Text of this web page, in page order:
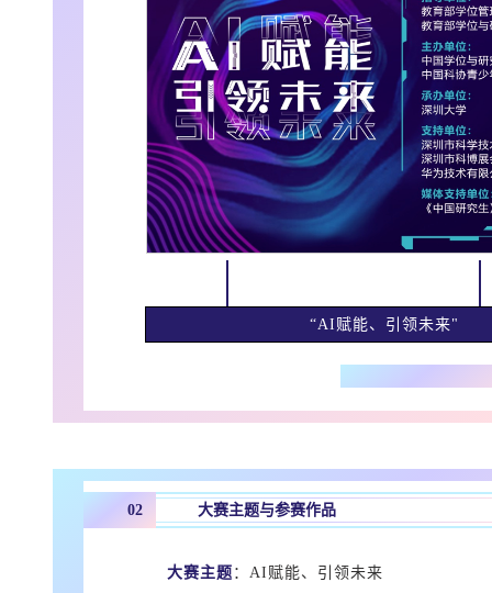
“AI赋能、引领未来"
02 大赛主题与参赛作品
大赛主题 ：AI赋能、引领未来